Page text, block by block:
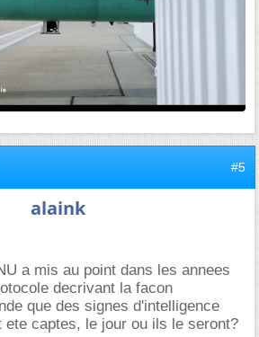
#5
alaink
a mis au point dans les annees
decrivant la facon
que des signes d'intelligence
captes, le jour ou ils le seront?